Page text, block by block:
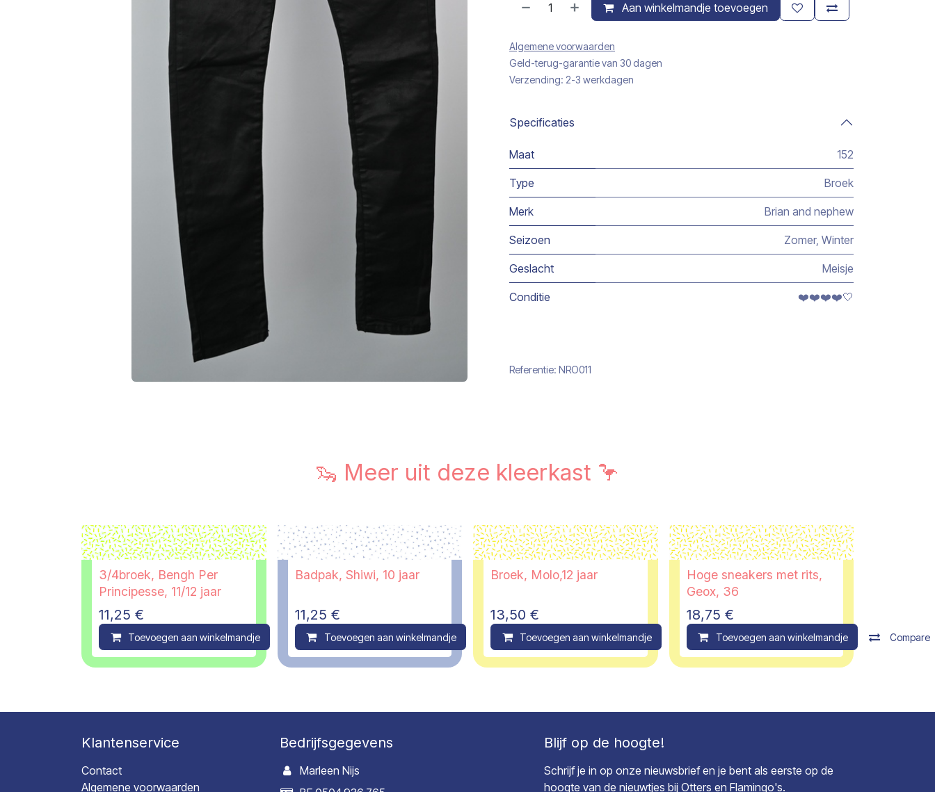
Aan winkelmandje toevoegen
Algemene voorwaarden
Geld-terug-garantie van 30 dagen
Verzending: 2-3 werkdagen
Specificaties
Maat 152
Type Broek
Merk Brian and nephew
Seizoen Zomer, Winter
Geslacht Meisje
Conditie ❤️❤️❤️❤️🤍
Referentie: NRO011
🦦 Meer uit deze kleerkast 🦩
3/4broek, Bengh Per
Principesse, 11/12 jaar
11,25 €
Toevoegen aan winkelmandje Compare
Badpak, Shiwi, 10 jaar
11,25 €
Toevoegen aan winkelmandje Compare
Broek, Molo,12 jaar
13,50 €
Toevoegen aan winkelmandje Compare
Hoge sneakers met rits,
Geox, 36
18,75 €
Toevoegen aan winkelmandje Compare
Klantenservice
Contact
Algemene voorwaarden
Bedrijfsgegevens
Marleen Nijs
Blijf op de hoogte!
Schrijf je in op onze nieuwsbrief en je bent als eerste op de
hoogte van de nieuwtjes bij Otters en Flamingo's.